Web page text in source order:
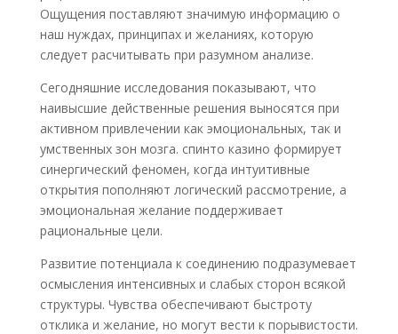
Ощущения поставляют значимую информацию о
наш нуждах, принципах и желаниях, которую
следует расчитывать при разумном анализе.
Сегодняшние исследования показывают, что
наивысшие действенные решения выносятся при
активном привлечении как эмоциональных, так и
умственных зон мозга. спинто казино формирует
синергический феномен, когда интуитивные
открытия пополняют логический рассмотрение, а
эмоциональная желание поддерживает
рациональные цели.
Развитие потенциала к соединению подразумевает
осмысления интенсивных и слабых сторон всякой
структуры. Чувства обеспечивают быстроту
отклика и желание, но могут вести к порывистости.